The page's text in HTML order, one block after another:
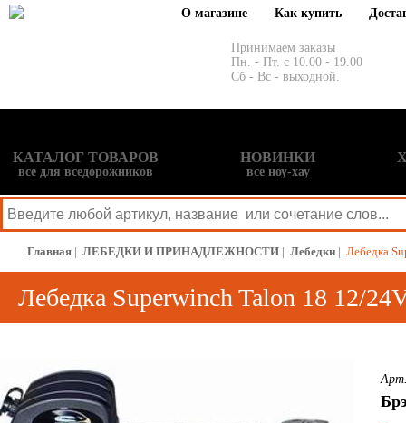
О магазине Как купить
Принимаем заказы
Пн. - Пт. с 10.00 - 19.00
Сб - Вс - выходной.
КАТАЛОГ ТОВАРОВ
все для вседорожников
НОВИНКИ
все ноу-хау
Главная | ЛЕБЕДКИ И ПРИНАДЛЕЖНОСТИ | Лебедки | Лебедка
Лебедка Superwinch Talon 18 12/